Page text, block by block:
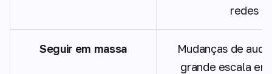
redes
Seguir em massa
Mudanças de
grande escala